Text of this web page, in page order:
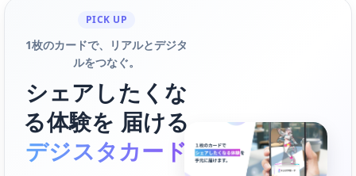
PICK UP
1枚のカードで、リアルとデジタ
ルをつなぐ。
シェアしたくな
る体験を 届ける
デジスタカード